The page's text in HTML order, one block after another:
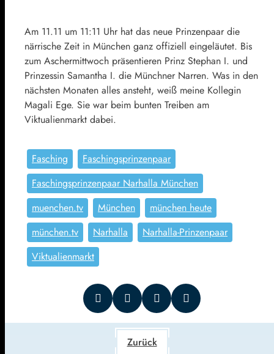
Am 11.11 um 11:11 Uhr hat das neue Prinzenpaar die
närrische Zeit in München ganz offiziell eingeläutet. Bis
zum Aschermittwoch präsentieren Prinz Stephan I. und
Prinzessin Samantha I. die Münchner Narren. Was in den
nächsten Monaten alles ansteht, weiß meine Kollegin
Magali Ege. Sie war beim bunten Treiben am
Viktualienmarkt dabei.
Fasching
Faschingsprinzenpaar
Faschingsprinzenpaar Narhalla München
muenchen.tv
München
münchen heute
münchen.tv
Narhalla
Narhalla-Prinzenpaar
Viktualienmarkt
Zurück